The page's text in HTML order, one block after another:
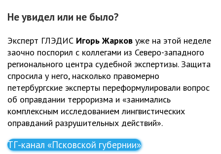
Не увидел или не было?
Эксперт ГЛЭДИС Игорь Жарков уже на этой неделе
заочно поспорил с коллегами из Северо-западного
регионального центра судебной экспертизы. Защита
спросила у него, насколько правомерно
петербургские эксперты переформулировали вопрос
об оправдании терроризма и «занимались
комплексным исследованием лингвистических
оправданий разрушительных действий».
ТГ-канал «Псковской губернии»